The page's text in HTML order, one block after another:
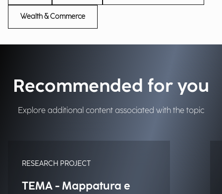
Wealth & Commerce
Recommended for you
Explore additional content associated with the topic
RESEARCH PROJECT
TEMA - Mappatura e